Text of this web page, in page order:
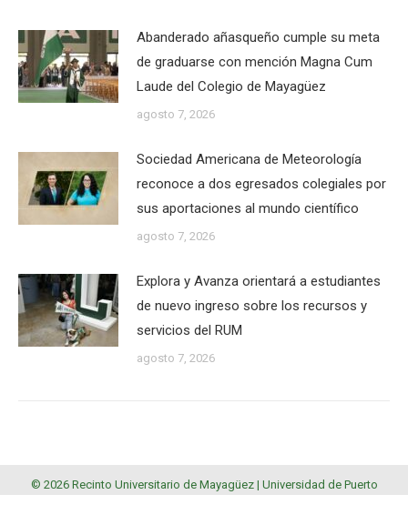
Abanderado añasqueño cumple su meta
de graduarse con mención Magna Cum
Laude del Colegio de Mayagüez
agosto 7, 2026
Sociedad Americana de Meteorología
reconoce a dos egresados colegiales por
sus aportaciones al mundo científico
agosto 7, 2026
Explora y Avanza orientará a estudiantes
de nuevo ingreso sobre los recursos y
servicios del RUM
agosto 7, 2026
© 2026 Recinto Universitario de Mayagüez | Universidad de Puerto